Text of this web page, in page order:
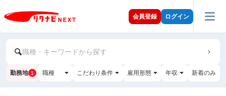
会員登録 ログイン
職種・キーワードから探す
勤務地 1 職種 こだわり条件 雇用形態 年収 新着のみ